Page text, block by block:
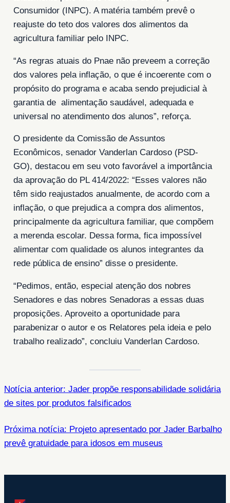
Consumidor (INPC). A matéria também prevê o
reajuste do teto dos valores dos alimentos da
agricultura familiar pelo INPC.
“As regras atuais do Pnae não preveem a correção
dos valores pela inflação, o que é incoerente com o
propósito do programa e acaba sendo prejudicial à
garantia de alimentação saudável, adequada e
universal no atendimento dos alunos”, reforça.
O presidente da Comissão de Assuntos
Econômicos, senador Vanderlan Cardoso (PSD-
GO), destacou em seu voto favorável a importância
da aprovação do PL 414/2022: “Esses valores não
têm sido reajustados anualmente, de acordo com a
inflação, o que prejudica a compra dos alimentos,
principalmente da agricultura familiar, que compõem
a merenda escolar. Dessa forma, fica impossível
alimentar com qualidade os alunos integrantes da
rede pública de ensino” disse o presidente.
“Pedimos, então, especial atenção dos nobres
Senadores e das nobres Senadoras a essas duas
proposições. Aproveito a oportunidade para
parabenizar o autor e os Relatores pela ideia e pelo
trabalho realizado”, concluiu Vanderlan Cardoso.
Notícia anterior: Jader propõe responsabilidade solidária
de sites por produtos falsificados
Próxima notícia: Projeto apresentado por Jader Barbalho
prevê gratuidade para idosos em museus